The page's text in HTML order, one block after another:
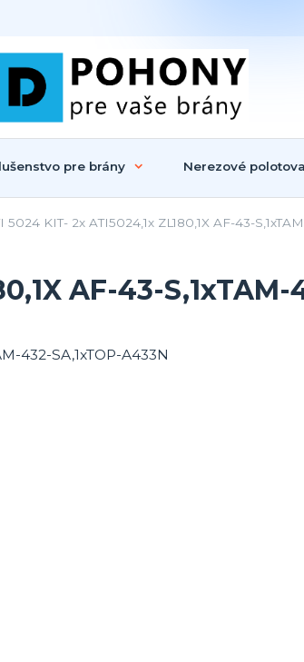
pre brány Nerezové
5024 KIT- 2x ATI5024,1x ZL180,1X AF-43-
AF-43-